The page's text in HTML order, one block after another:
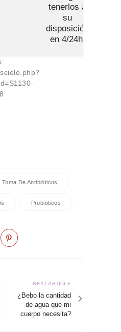
tenerlos a
su
disposición
en 4/24h.
De Antibióticos
Probioticos
Next
article
NEXT ARTICLE
¿Bebo la cantidad
de agua que mi
cuerpo necesita?